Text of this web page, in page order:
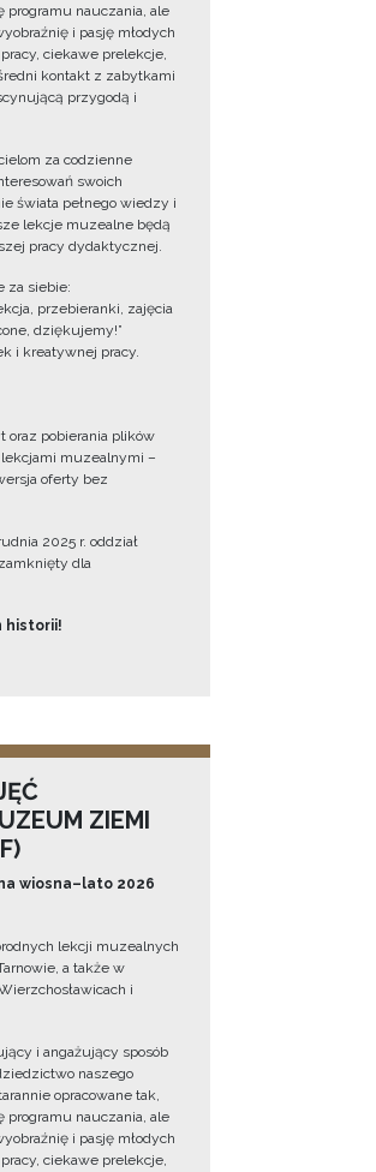
programu nauczania, ale
i pasję młodych
ciekawe prelekcje,
kontakt z zabytkami
przygodą i
za codzienne
swoich
świata pełnego wiedzy i
lekcje muzealne będą
pracy dydaktycznej.
za siebie:
przebieranki, zajęcia
dziękujemy!”
i kreatywnej pracy.
oraz pobierania plików
lekcjami muzealnymi –
oferty bez
2025 r. oddział
dla
historii!
ZIEMI
wiosna–lato 2026
lekcji muzealnych
a także w
i
i angażujący sposób
naszego
opracowane tak,
programu nauczania, ale
i pasję młodych
ciekawe prelekcje,